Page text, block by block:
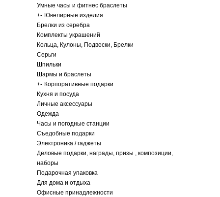
Умные часы и фитнес браслеты
+- Ювелирные изделия
Брелки из серебра
Комплекты украшений
Кольца, Кулоны, Подвески, Брелки
Серьги
Шпильки
Шармы и браслеты
+- Корпоративные подарки
Кухня и посуда
Личные аксессуары
Одежда
Часы и погодные станции
Съедобные подарки
Электроника / гаджеты
Деловые подарки, награды, призы , композиции,
наборы
Подарочная упаковка
Для дома и отдыха
Офисные принадлежности